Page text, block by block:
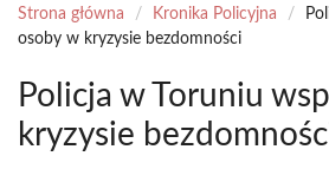
Strona główna / Kronika Policyjna /
osoby w kryzysie bezdomności
Policja w Toruniu
kryzysie